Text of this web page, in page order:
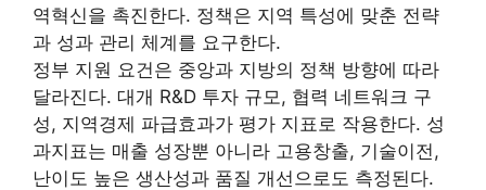
역혁신을 촉진한다. 정책은 지역 특성에 맞춘 전략
과 성과 관리 체계를 요구한다.
정부 지원 요건은 중앙과 지방의 정책 방향에 따라
달라진다. 대개 R&D 투자 규모, 협력 네트워크 구
성, 지역경제 파급효과가 평가 지표로 작용한다. 성
과지표는 매출 성장뿐 아니라 고용창출, 기술이전,
난이도 높은 생산성과 품질 개선으로도 측정된다.